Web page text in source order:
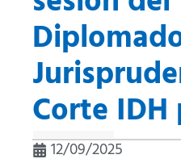
Corte IDH
12/09/2025